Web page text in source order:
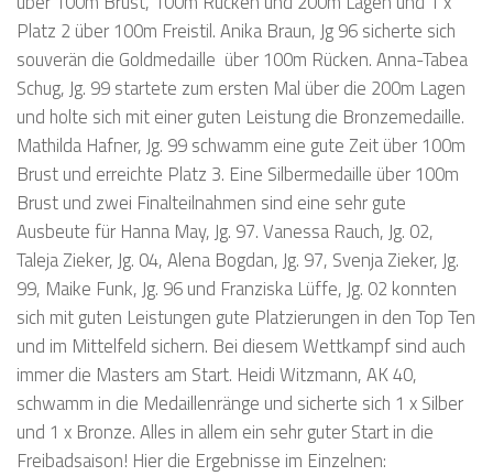
Platz 2 über 100m Freistil. Anika Braun, Jg 96 sicherte sich
souverän die Goldmedaille über 100m Rücken. Anna-Tabea
Schug, Jg. 99 startete zum ersten Mal über die 200m Lagen
und holte sich mit einer guten Leistung die Bronzemedaille.
Mathilda Hafner, Jg. 99 schwamm eine gute Zeit über 100m
Brust und erreichte Platz 3. Eine Silbermedaille über 100m
Brust und zwei Finalteilnahmen sind eine sehr gute
Ausbeute für Hanna May, Jg. 97. Vanessa Rauch, Jg. 02,
Taleja Zieker, Jg. 04, Alena Bogdan, Jg. 97, Svenja Zieker, Jg.
99, Maike Funk, Jg. 96 und Franziska Lüffe, Jg. 02 konnten
sich mit guten Leistungen gute Platzierungen in den Top Ten
und im Mittelfeld sichern. Bei diesem Wettkampf sind auch
immer die Masters am Start. Heidi Witzmann, AK 40,
schwamm in die Medaillenränge und sicherte sich 1 x Silber
und 1 x Bronze. Alles in allem ein sehr guter Start in die
Freibadsaison! Hier die Ergebnisse im Einzelnen: